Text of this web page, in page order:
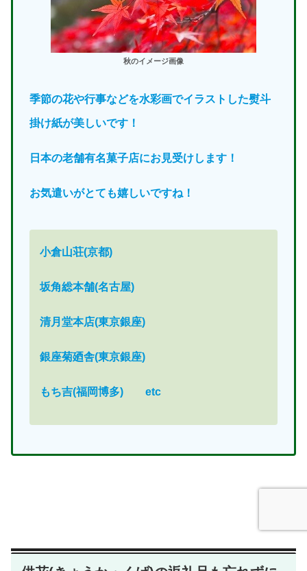
秋のイメージ画像
季節の花や行事などを水彩画でイラストした熨斗
掛け紙が美しいです！
日本の老舗有名菓子店にお見受けします！
お気遣いがとても嬉しいですね！
小倉山荘(京都)
坂角総本舗(名古屋)
清月堂本店(東京銀座)
銀座菊廼舎(東京銀座)
もち吉(福岡博多) etc